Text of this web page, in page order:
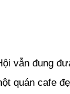
vẫn đung
quán cafe